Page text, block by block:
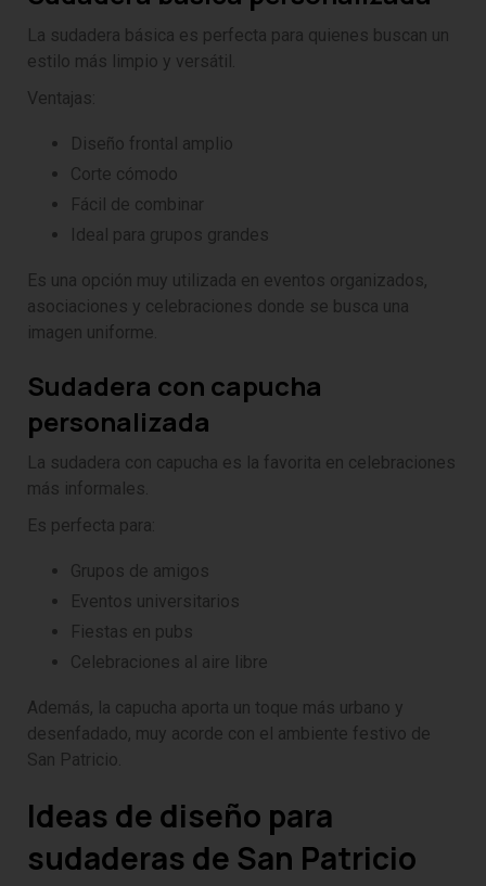
La sudadera básica es perfecta para quienes buscan un
estilo más limpio y versátil.
Ventajas:
Diseño frontal amplio
Corte cómodo
Fácil de combinar
Ideal para grupos grandes
Es una opción muy utilizada en eventos organizados,
asociaciones y celebraciones donde se busca una
imagen uniforme.
Sudadera con capucha
personalizada
La sudadera con capucha es la favorita en celebraciones
más informales.
Es perfecta para:
Grupos de amigos
Eventos universitarios
Fiestas en pubs
Celebraciones al aire libre
Además, la capucha aporta un toque más urbano y
desenfadado, muy acorde con el ambiente festivo de
San Patricio.
Ideas de diseño para
sudaderas de San Patricio